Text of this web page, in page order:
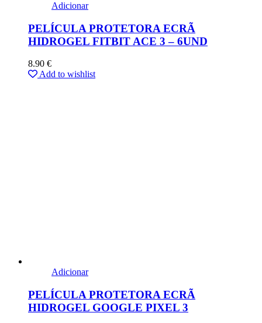
Adicionar
PELÍCULA PROTETORA ECRÃ
HIDROGEL FITBIT ACE 3 – 6UND
8.90 €
Add to wishlist
Adicionar
PELÍCULA PROTETORA ECRÃ
HIDROGEL GOOGLE PIXEL 3